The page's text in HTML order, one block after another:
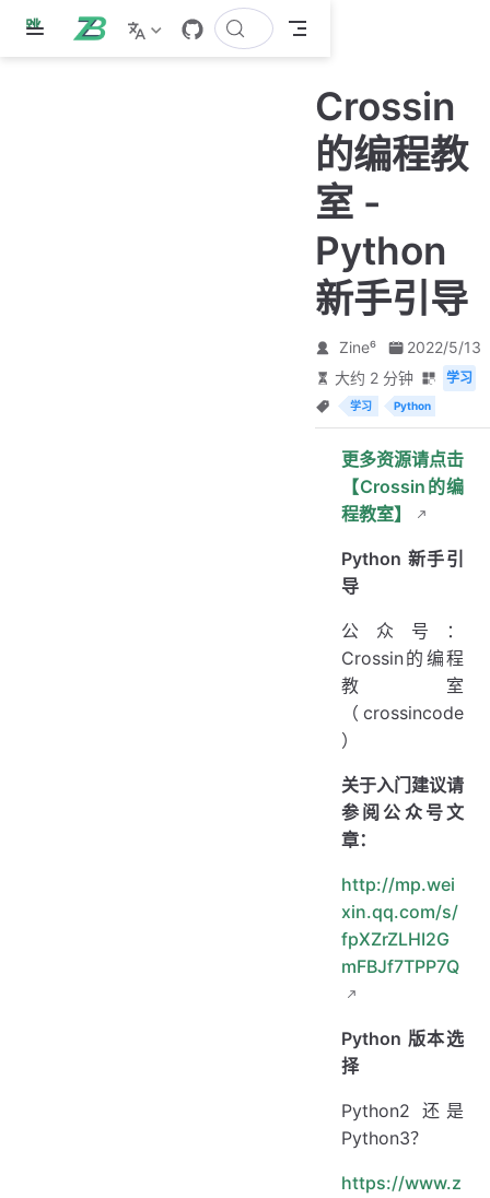
跳
Crossin
的编程教
室 -
Python
新手引导
Zine⁶
2022/5/13
大约 2 分钟
学习
学习 Python
更多资源请点击
【Crossin的编
程教室】
Python 新手引
导
公众号：
Crossin的编程
教室
（crossincode
）
关于入门建议请
参阅公众号文
章：
http://mp.wei
xin.qq.com/s/
fpXZrZLHI2G
mFBJf7TPP7Q
Python 版本选
择
Python2 还是
Python3？
https://www.z